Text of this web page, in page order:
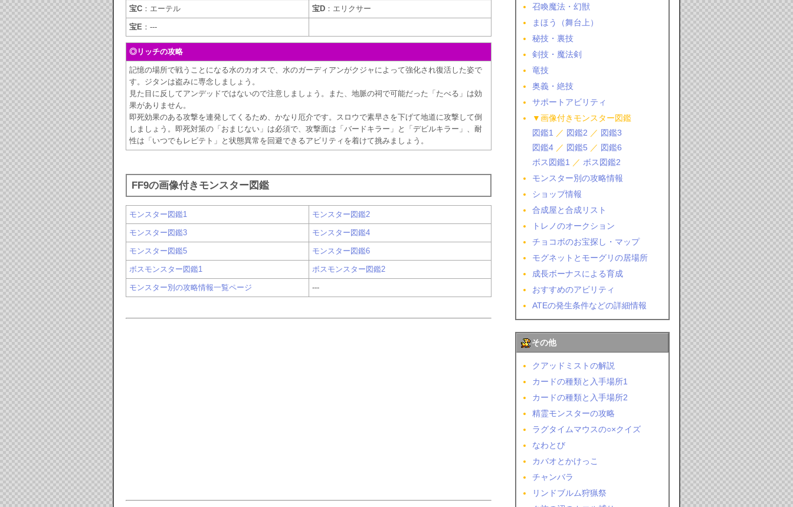
宝C ：エーテル 宝D ：エリクサー
宝E ：---
◎リッチの攻略
記憶の場所で戦うことになる水のカオスで、水のガーディアンがクジャによって強化され復活した姿で
す。ジタンは盗みに専念しましょう。
見た目に反してアンデッドではないので注意しましょう。また、地脈の祠で可能だった「たべる」は効
果がありません。
即死効果のある攻撃を連発してくるため、かなり厄介です。スロウで素早さを下げて地道に攻撃して倒
しましょう。即死対策の「おまじない」は必須で、攻撃面は「バードキラー」と「デビルキラー」、耐
性は「いつでもレビテト」と状態異常を回避できるアビリティを着けて挑みましょう。
FF9の画像付きモンスター図鑑
モンスター図鑑1 モンスター図鑑2
モンスター図鑑3 モンスター図鑑4
モンスター図鑑5 モンスター図鑑6
ボスモンスター図鑑1 ボスモンスター図鑑2
モンスター別の攻略情報一覧ページ ---
召喚魔法・幻獣
まほう（舞台上）
秘技・裏技
剣技・魔法剣
竜技
奥義・絶技
サポートアビリティ
▼画像付きモンスター図鑑
図鑑1
／ 図鑑2 ／ 図鑑3
図鑑4 ／ 図鑑5 ／ 図鑑6
ボス図鑑1
／ ボス図鑑2
モンスター別の攻略情報
ショップ情報
合成屋と合成リスト
トレノのオークション
チョコボのお宝探し・マップ
モグネットとモーグリの居場所
成長ボーナスによる育成
おすすめのアビリティ
ATEの発生条件などの詳細情報
その他
クアッドミストの解説
カードの種類と入手場所1
カードの種類と入手場所2
精霊モンスターの攻略
ラグタイムマウスの○×クイズ
なわとび
カバオとかけっこ
チャンバラ
リンドブルム狩猟祭